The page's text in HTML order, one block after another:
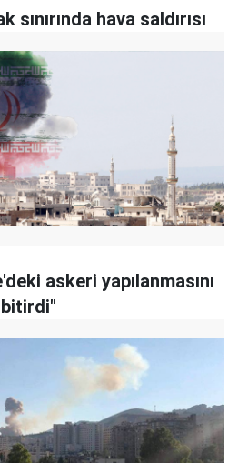
hava saldırısı
askeri yapılanmasını
bitirdi"